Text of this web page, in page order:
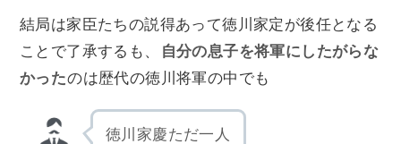
結局は家臣たちの説得あって徳川家定が後任となる
ことで了承するも、
自分の息子を将軍にしたがらな
かったのは歴代の徳川将軍の中でも
徳川家慶ただ一人